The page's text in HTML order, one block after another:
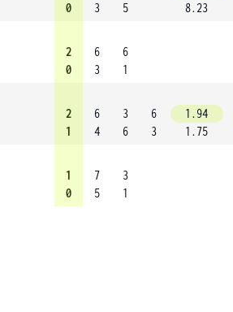
0
3
5
8.23
2
0
6
3
6
1
2
1
6
4
3
6
6
3
1.94
1.75
1
0
7
5
3
1